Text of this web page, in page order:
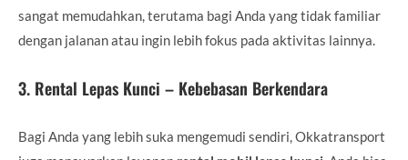
sangat memudahkan, terutama bagi Anda yang tidak familiar
dengan jalanan atau ingin lebih fokus pada aktivitas lainnya.
3. Rental Lepas Kunci – Kebebasan Berkendara
Bagi Anda yang lebih suka mengemudi sendiri, Okkatransport